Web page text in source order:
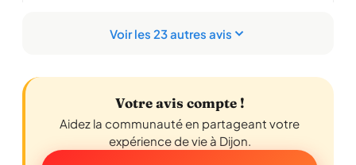
Espaces verts insuffisant, il faut marcher
droit à un peu de verdures. Lire la suite
Voir les 23 autres avis
Votre avis compte !
Aidez la communauté en partageant votre
expérience de vie à Dijon.